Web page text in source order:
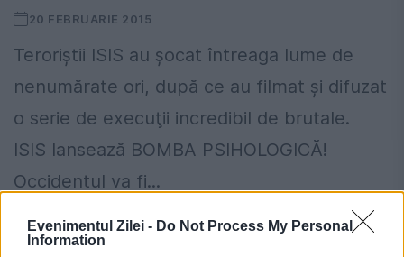
Evenimentul Zilei - Do Not Process My Personal
Information
20 FEBRUARIE 2015
Teroriştii ISIS au şocat întreaga lume de
nenumărate ori, după ce au filmat şi difuzat
o serie de execuţii incredibil de brutale.
ISIS lansează BOMBA PSIHOLOGICĂ!
Occidentul va fi...